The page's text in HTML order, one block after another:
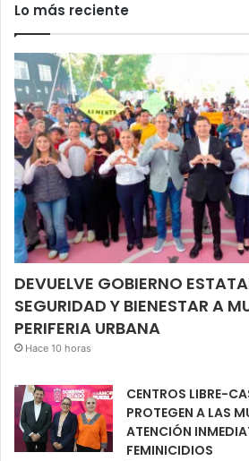
Lo más reciente
DEVUELVE GOBIERNO
SEGURIDAD Y BIENESTAR A
PERIFERIA URBANA
Hace 10 horas
CENTROS LIBRE-
PROTEGEN A LAS
ATENCIÓN
FEMINICIDIOS